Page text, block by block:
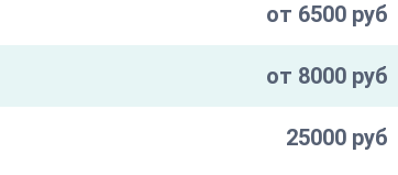
от 6500 руб
от 8000 руб
25000 руб